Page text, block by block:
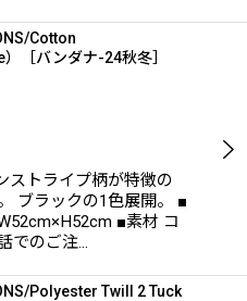
Cotton
［バンダナ-24秋冬］
ストライプ柄が特徴の
ブラックの1色展開。 ■
■素材 コ
でのご注…
Polyester Twill 2 Tuck